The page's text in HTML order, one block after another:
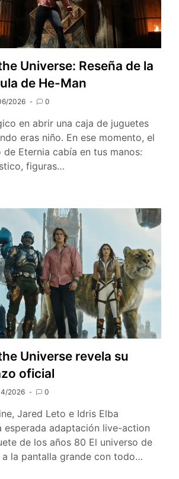
Universe: Reseña de la
de He-Man
2026 0
en abrir una caja de juguetes
eras niño. En ese momento, el
de Eternia cabía en tus manos:
figuras…
Universe revela su
oficial
2026 0
Jared Leto e Idris Elba
esperada adaptación live-action
de los años 80 El universo de
a la pantalla grande con todo…